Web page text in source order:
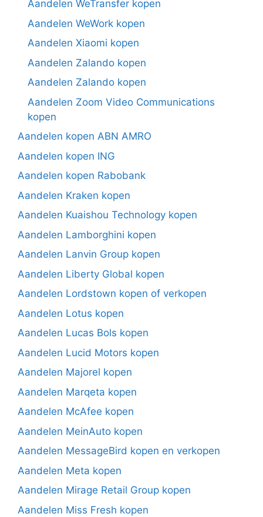
Aandelen WeTransfer kopen
Aandelen WeWork kopen
Aandelen Xiaomi kopen
Aandelen Zalando kopen
Aandelen Zalando kopen
Aandelen Zoom Video Communications
kopen
Aandelen kopen ABN AMRO
Aandelen kopen ING
Aandelen kopen Rabobank
Aandelen Kraken kopen
Aandelen Kuaishou Technology kopen
Aandelen Lamborghini kopen
Aandelen Lanvin Group kopen
Aandelen Liberty Global kopen
Aandelen Lordstown kopen of verkopen
Aandelen Lotus kopen
Aandelen Lucas Bols kopen
Aandelen Lucid Motors kopen
Aandelen Majorel kopen
Aandelen Marqeta kopen
Aandelen McAfee kopen
Aandelen MeinAuto kopen
Aandelen MessageBird kopen en verkopen
Aandelen Meta kopen
Aandelen Mirage Retail Group kopen
Aandelen Miss Fresh kopen